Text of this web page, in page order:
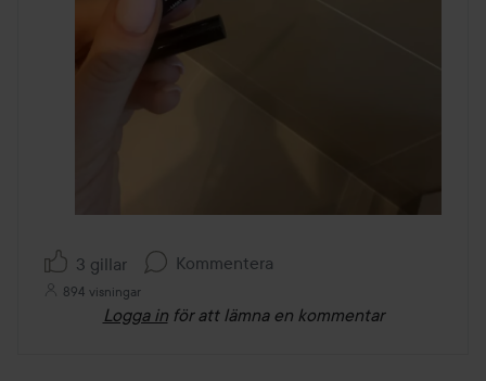
3 gillar Kommentera
894 visningar
Logga in för att lämna en kommentar